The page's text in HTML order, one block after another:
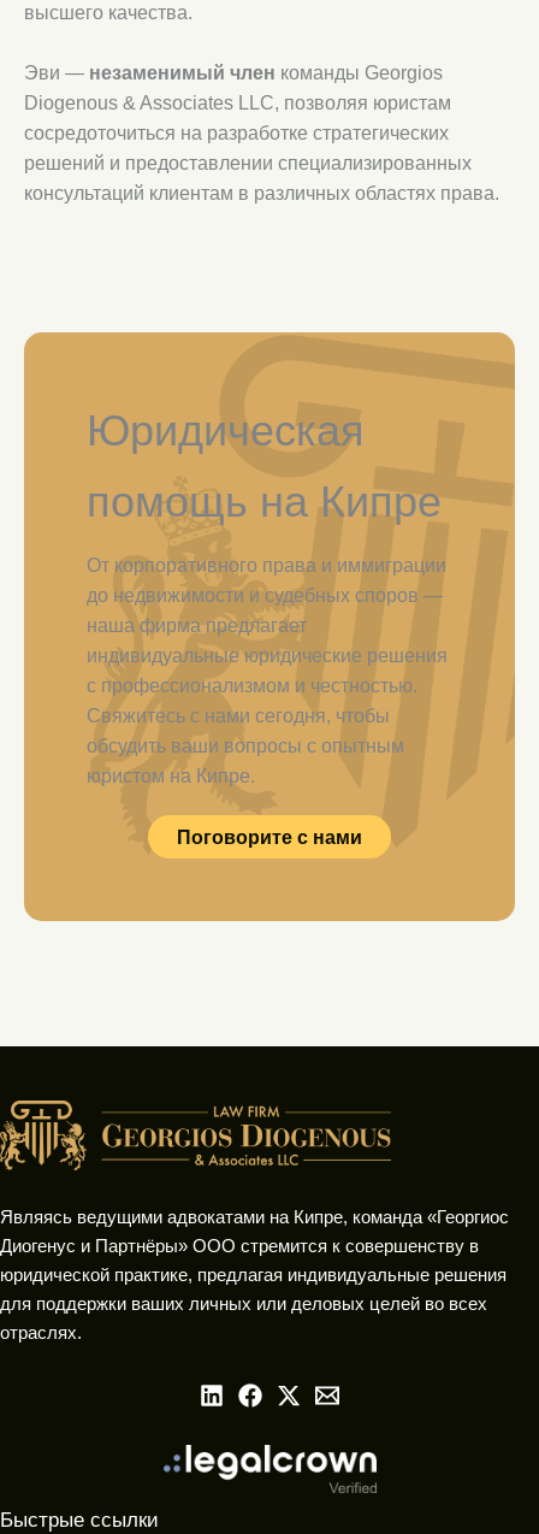
высшего качества.
Эви — незаменимый член команды Georgios
Diogenous & Associates LLC, позволяя юристам
сосредоточиться на разработке стратегических
решений и предоставлении специализированных
консультаций клиентам в различных областях права.
Юридическая
помощь на Кипре
От корпоративного права и иммиграции
до недвижимости и судебных споров —
наша фирма предлагает
индивидуальные юридические решения
с профессионализмом и честностью.
Свяжитесь с нами сегодня, чтобы
обсудить ваши вопросы с опытным
юристом на Кипре.
Поговорите с нами
Являясь ведущими адвокатами на Кипре, команда «Георгиос
Диогенус и Партнёры» ООО стремится к совершенству в
юридической практике, предлагая индивидуальные решения
для поддержки ваших личных или деловых целей во всех
отраслях.
Быстрые ссылки